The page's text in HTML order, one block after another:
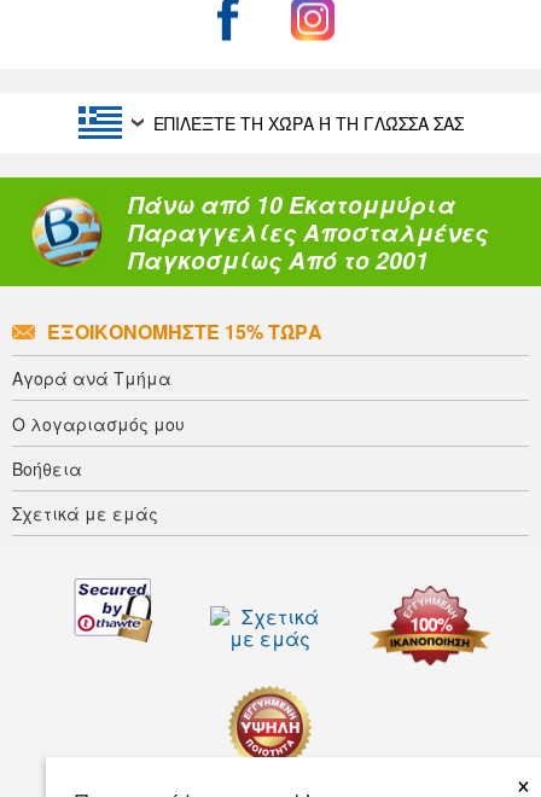
×
ΕΠΙΛΈΞΤΕ ΤΗ ΧΏΡΑ Ή ΤΗ ΓΛΏΣΣΑ ΣΑΣ
Πάνω από 10 Εκατομμύρια
Παραγγελίες Αποσταλμένες
Παγκοσμίως Από το 2001
ΕΞΟΙΚΟΝΟΜΉΣΤΕ 15% ΤΏΡΑ
Αγορά ανά Τμήμα
Ο λογαριασμός μου
Βοήθεια
Σχετικά με εμάς